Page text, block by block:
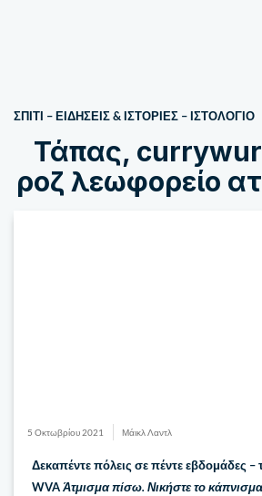
ΣΠΙΤΙ –ΕΙΔΗΣΕΙΣ & ΙΣΤΟΡΙΕΣ –ΙΣΤΟΛΌΓΙΟ
Τάπας,
ροζ λεωφορείο
5 Οκτωβρίου 2021 Μάικλ Λαντλ
Δεκαπέντε πόλεις σε πέντε εβδομάδες –
WVAΆτμισμα πίσω. Νικήστε το